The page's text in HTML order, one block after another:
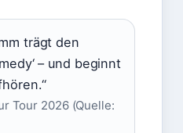
trägt den
– und beginnt
Tour 2026 (Quelle: